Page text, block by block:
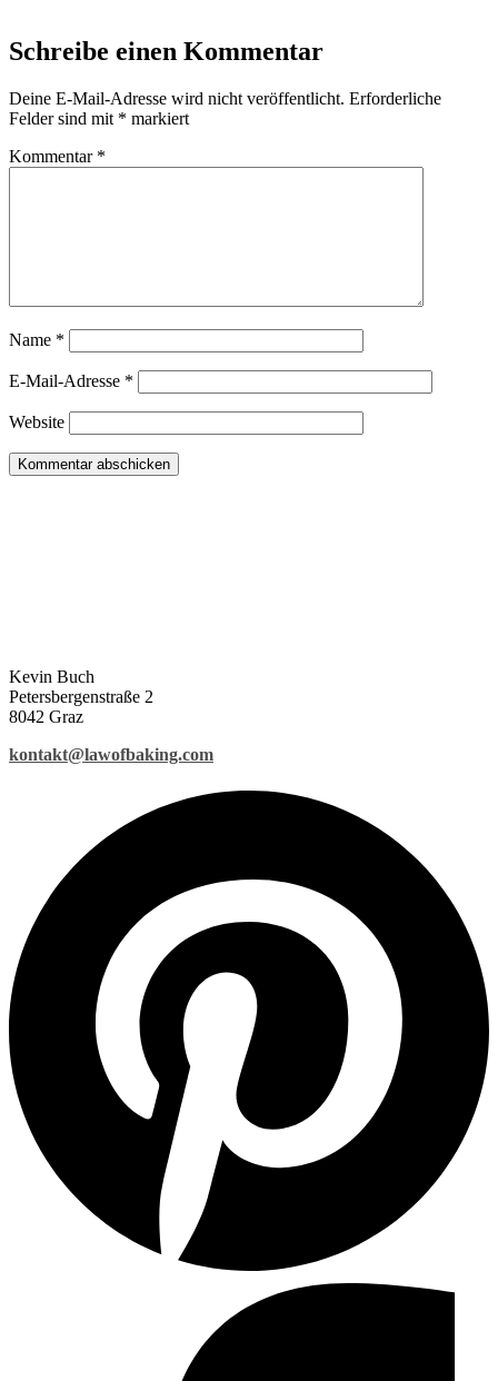
Schreibe einen Kommentar
Deine E-Mail-Adresse wird nicht veröffentlicht. Erforderliche
Felder sind mit * markiert
Kommentar *
Name *
E-Mail-Adresse *
Website
Kevin Buch
Petersbergenstraße 2
8042 Graz
kontakt@lawofbaking.com